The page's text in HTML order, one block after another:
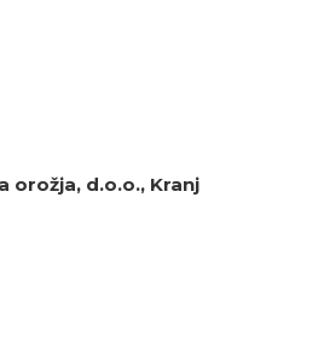
orožja, d.o.o., Kranj